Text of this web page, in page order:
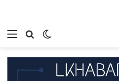
بحثالوضع